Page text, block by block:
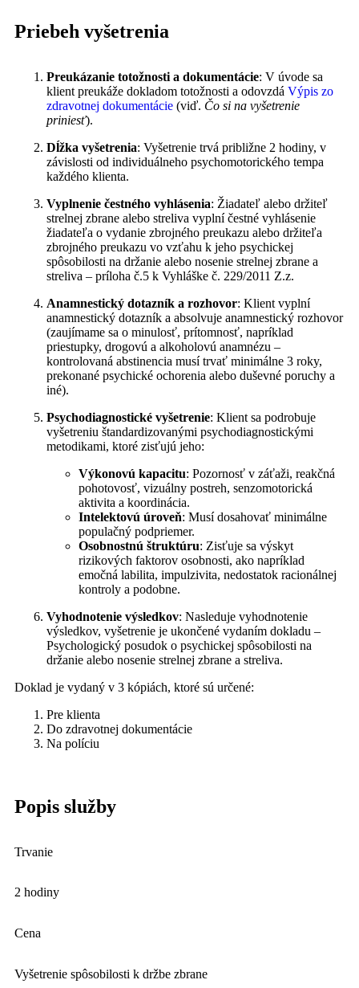
Priebeh vyšetrenia
Preukázanie totožnosti a dokumentácie: V úvode sa
klient preukáže dokladom totožnosti a odovzdá Výpis zo
zdravotnej dokumentácie (viď. Čo si na vyšetrenie
priniesť).
Dĺžka vyšetrenia: Vyšetrenie trvá približne 2 hodiny, v
závislosti od individuálneho psychomotorického tempa
každého klienta.
Vyplnenie čestného vyhlásenia: Žiadateľ alebo držiteľ
strelnej zbrane alebo streliva vyplní čestné vyhlásenie
žiadateľa o vydanie zbrojného preukazu alebo držiteľa
zbrojného preukazu vo vzťahu k jeho psychickej
spôsobilosti na držanie alebo nosenie strelnej zbrane a
streliva – príloha č.5 k Vyhláške č. 229/2011 Z.z.
Anamnestický dotazník a rozhovor: Klient vyplní
anamnestický dotazník a absolvuje anamnestický rozhovor
(zaujímame sa o minulosť, prítomnosť, napríklad
priestupky, drogovú a alkoholovú anamnézu –
kontrolovaná abstinencia musí trvať minimálne 3 roky,
prekonané psychické ochorenia alebo duševné poruchy a
iné).
Psychodiagnostické vyšetrenie: Klient sa podrobuje
vyšetreniu štandardizovanými psychodiagnostickými
metodikami, ktoré zisťujú jeho:
Výkonovú kapacitu: Pozornosť v záťaži, reakčná
pohotovosť, vizuálny postreh, senzomotorická
aktivita a koordinácia.
Intelektovú úroveň: Musí dosahovať minimálne
populačný podpriemer.
Osobnostnú štruktúru: Zisťuje sa výskyt
rizikových faktorov osobnosti, ako napríklad
emočná labilita, impulzivita, nedostatok racionálnej
kontroly a podobne.
Vyhodnotenie výsledkov: Nasleduje vyhodnotenie
výsledkov, vyšetrenie je ukončené vydaním dokladu –
Psychologický posudok o psychickej spôsobilosti na
držanie alebo nosenie strelnej zbrane a streliva.
Doklad je vydaný v 3 kópiách, ktoré sú určené:
Pre klienta
Do zdravotnej dokumentácie
Na políciu
Popis služby
Trvanie
2 hodiny
Cena
Vyšetrenie spôsobilosti k držbe zbrane